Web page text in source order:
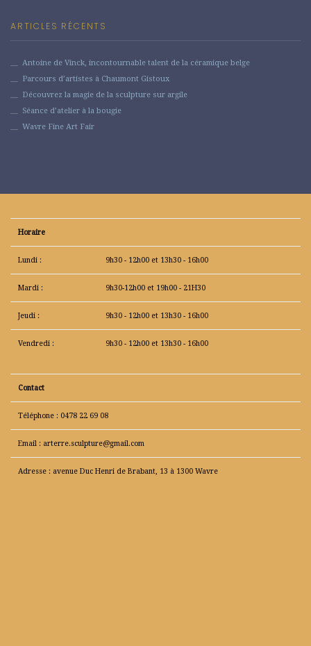
ARTICLES RÉCENTS
Antoine de Vinck, incontournable talent de la céramique belge
Parcours d’artistes à Chaumont Gistoux
Découvrez la magie de la sculpture sur argile
Séance d’atelier à la bougie
Wavre Fine Art Fair
Horaire
Lundi : 9h30 - 12h00 et 13h30 - 16h00
Mardi : 9h30-12h00 et 19h00 - 21H30
Jeudi : 9h30 - 12h00 et 13h30 - 16h00
Vendredi : 9h30 - 12h00 et 13h30 - 16h00
Contact
Téléphone : 0478 22 69 08
Email : arterre.sculpture@gmail.com
Adresse : avenue Duc Henri de Brabant, 13 à 1300 Wavre